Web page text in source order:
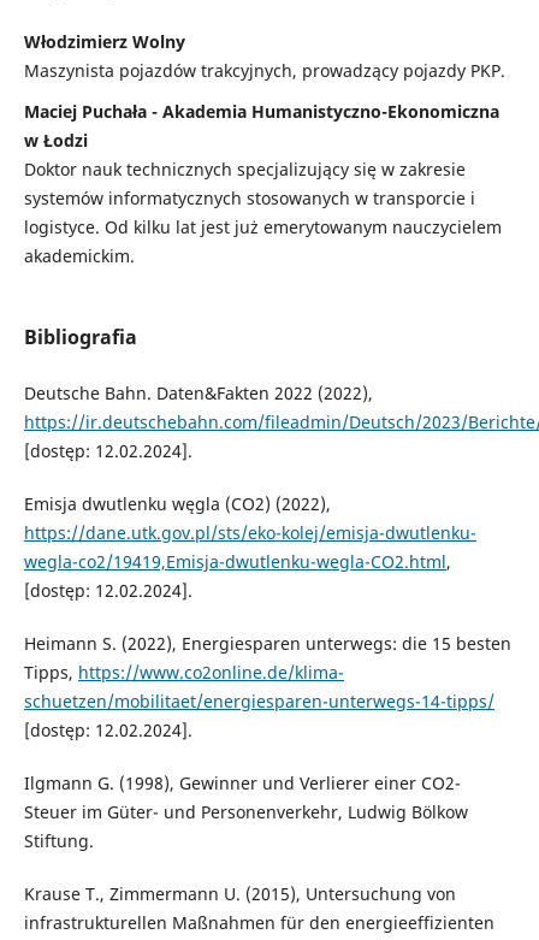
Włodzimierz Wolny
Maszynista pojazdów trakcyjnych, prowadzący pojazdy PKP.
Maciej Puchała - Akademia Humanistyczno-Ekonomiczna
w Łodzi
Doktor nauk technicznych specjalizujący się w zakresie
systemów informatycznych stosowanych w transporcie i
logistyce. Od kilku lat jest już emerytowanym nauczycielem
akademickim.
Bibliografia
Deutsche Bahn. Daten&Fakten 2022 (2022),
https://ir.deutschebahn.com/fileadmin/Deutsch/2023/
[dostęp: 12.02.2024].
Emisja dwutlenku węgla (CO2) (2022),
https://dane.utk.gov.pl/sts/eko-kolej/emisja-dwutlenku-
wegla-co2/19419,Emisja-dwutlenku-wegla-CO2.html,
[dostęp: 12.02.2024].
Heimann S. (2022), Energiesparen unterwegs: die 15 besten
Tipps, https://www.co2online.de/klima-
schuetzen/mobilitaet/energiesparen-unterwegs-14-tipps/
[dostęp: 12.02.2024].
Ilgmann G. (1998), Gewinner und Verlierer einer CO2-
Steuer im Güter- und Personenverkehr, Ludwig Bölkow
Stiftung.
Krause T., Zimmermann U. (2015), Untersuchung von
infrastrukturellen Maßnahmen für den energieeffizienten